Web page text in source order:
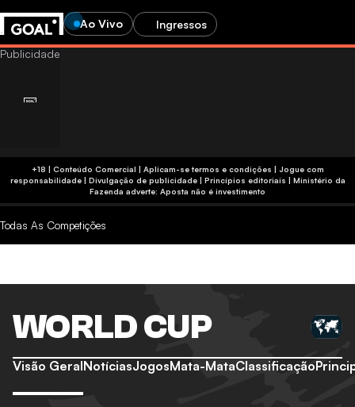
Ao Vivo Ingressos
+18 | Conteúdo Comercial | Aplicam-se termos e condições | Jogue com
responsabilidade| Divulgação de publicidade| Princípios editoriais | Ministério da
Fazenda adverte: Aposta não é investimento
Todas As Competições
WORLD CUP
Visão GeralNotíciasJogosMata-MataClassificação